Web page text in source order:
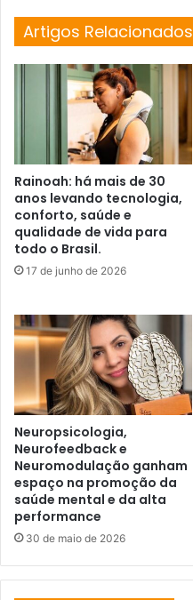
Artigos Relacionados
Rainoah: há mais de 30
anos levando tecnologia,
conforto, saúde e
qualidade de vida para
todo o Brasil.
17 de junho de 2026
Neuropsicologia,
Neurofeedback e
Neuromodulação ganham
espaço na promoção da
saúde mental e da alta
performance
30 de maio de 2026